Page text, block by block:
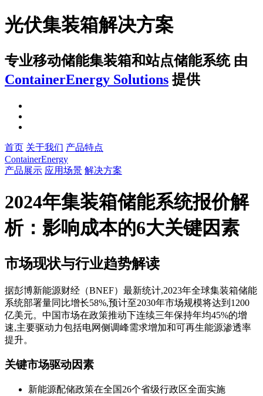
光伏集装箱解决方案
专业移动储能集装箱和站点储能系统 由
ContainerEnergy Solutions 提供
首页 关于我们 产品特点
ContainerEnergy
产品展示 应用场景 解决方案
2024年集装箱储能系统报价解
析：影响成本的6大关键因素
市场现状与行业趋势解读
据彭博新能源财经（BNEF）最新统计,2023年全球集装箱储能
系统部署量同比增长58%,预计至2030年市场规模将达到1200
亿美元。中国市场在政策推动下连续三年保持年均45%的增
速,主要驱动力包括电网侧调峰需求增加和可再生能源渗透率
提升。
关键市场驱动因素
新能源配储政策在全国26个省级行政区全面实施